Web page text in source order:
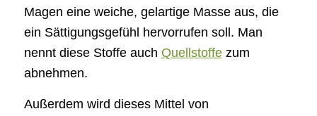
Magen eine weiche, gelartige Masse aus, die
ein Sättigungsgefühl hervorrufen soll. Man
nennt diese Stoffe auch Quellstoffezum
abnehmen.
Außerdem wird dieses Mittel von